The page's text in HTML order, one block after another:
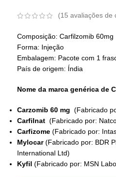
(15 avaliações de
Composição: Carfilzomib 60mg
Forma: Injeção
Embalagem: Pacote com 1
País de origem: Índia
Nome da marca genérica de
Carzomib 60 mg (Fabricado
Carfilnat (Fabricado por:
Carfizome (Fabricado por:
Mylocar(Fabricado por: BDR
International Ltd)
Kyfil (Fabricado por: MSN